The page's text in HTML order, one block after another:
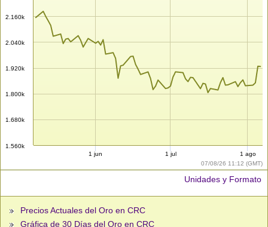
07/08/26 11:12 (GMT)
1.560k
1.680k
1.800k
1.920k
2.040k
2.160k
1 jun 1 jul 1 ago
Unidades y Formato
Precios Actuales del Oro en CRC
Gráfica de 30 Días del Oro en CRC